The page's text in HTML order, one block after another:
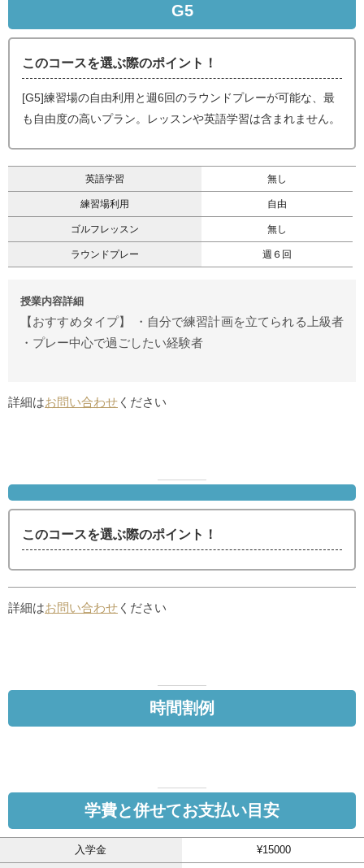
G5
このコースを選ぶ際のポイント！
[G5]練習場の自由利用と週6回のラウンドプレーが可能な、最
も自由度の高いプラン。レッスンや英語学習は含まれません。
英語学習 無し
練習場利用 自由
ゴルフレッスン 無し
ラウンドプレー 週６回
授業内容詳細
【おすすめタイプ】 ・自分で練習計画を立てられる上級者
・プレー中心で過ごしたい経験者
詳細はお問い合わせ ください
このコースを選ぶ際のポイント！
詳細はお問い合わせ ください
時間割例
学費と併せてお支払い目安
入学金 ¥15000